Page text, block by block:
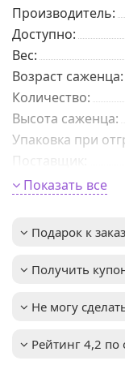
Производитель:
Доступно:
Вес:
Возраст саженца:
Количeствo:
Высота саженца:
Упаковка при
Поставщик
Период цветения
Вкус ягоды:
Высота взрослого
растения:
Показать все
Подарок к
Получить
Не могу
Рейтинг 4,2 по